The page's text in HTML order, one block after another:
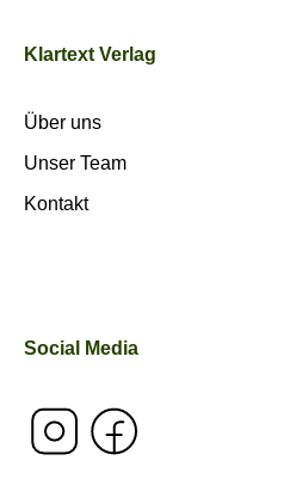
Klartext Verlag
Über uns
Unser Team
Kontakt
Social Media